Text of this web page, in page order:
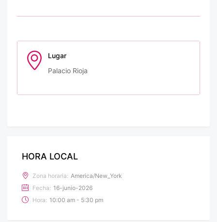
Lugar
Palacio Rioja
HORA LOCAL
Zona horaria: America/New_York
Fecha: 16-junio-2026
Hora: 10:00 am - 5:30 pm